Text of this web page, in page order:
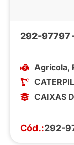
292-97797
Agrícola,
CAIXAS
Cód.:292-